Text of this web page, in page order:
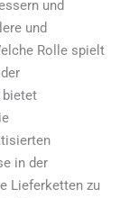
und
und
Rolle spielt
bietet
in der
Lieferketten zu